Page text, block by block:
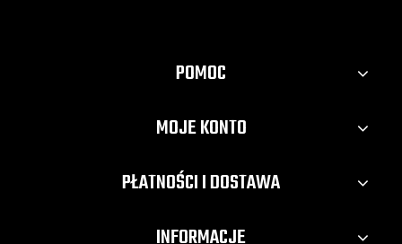
POMOC
MOJE KONTO
PŁATNOŚCI I DOSTAWA
INFORMACJE